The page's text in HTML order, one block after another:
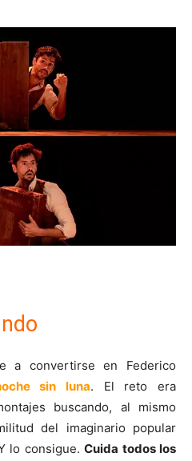
a convertirse en Federico
sin luna. El reto era
buscando, al mismo
del imaginario popular
lo consigue. Cuida todos los